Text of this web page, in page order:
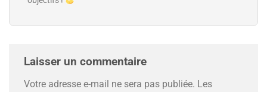
Laisser un commentaire
Votre adresse e-mail ne sera pas publiée. Les